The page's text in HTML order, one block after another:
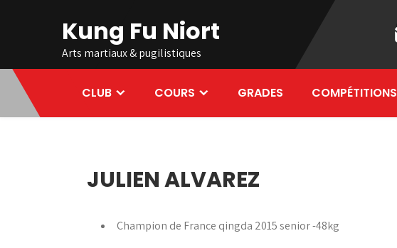
Kung Fu Niort
Arts martiaux & pugilistiques
CLUB COURS GRADES COMPÉTITIONS
JULIEN ALVAREZ
Champion de France qingda 2015 senior -48kg